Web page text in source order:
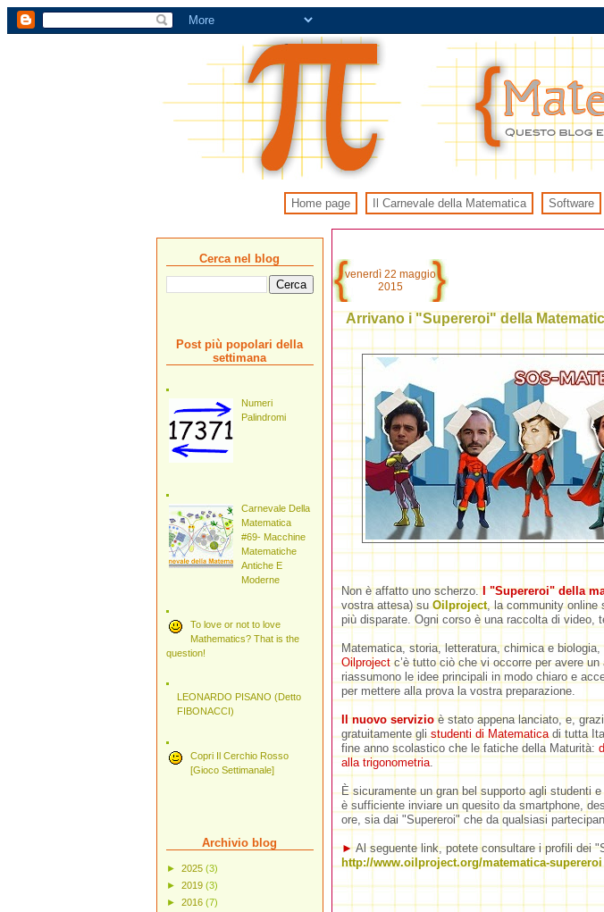
Home page Il Carnevale della Matematica Software
venerdì 22 maggio
2015
Arrivano i "Supereroi" della
Non è affatto uno scherzo.I "Supereroi" della
vostra attesa) suOilproject, la community online
più disparate. Ogni corso è una raccolta di video,
Matematica, storia, letteratura, chimica e
Oilprojectc’è tutto ciò che vi occorre per avere
riassumono le idee principali in modo chiaro e
per mettere alla prova la vostra preparazione.
Il nuovo servizioè stato appena lanciato, e,
gratuitamente glistudenti di Matematicadi tutta
fine anno scolastico che le fatiche della Maturità:
alla trigonometria.
È sicuramente un gran bel supporto agli studenti
è sufficiente inviare un quesito da smartphone,
ore, sia dai "Supereroi" che da qualsiasi
►Al seguente link, potete consultare i profili dei
http://www.oilproject.org/matematica-supereroi
Cerca nel blog
Post più popolari della
settimana
Numeri
Palindromi
Carnevale Della
Matematica
#69- Macchine
Matematiche
Antiche E
Moderne
To love or not to love
Mathematics? That is the
question!
LEONARDO PISANO (Detto
FIBONACCI)
Copri Il Cerchio Rosso
[Gioco Settimanale]
Archivio blog
► 2025 (3)
► 2019 (3)
► 2016 (7)